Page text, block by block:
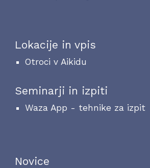
Lokacije in vpis
Otroci v Aikidu
Seminarji in izpiti
Waza App - tehnike za izpit
Novice